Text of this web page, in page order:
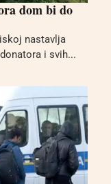
dom bi do
nastavlja
i svih...